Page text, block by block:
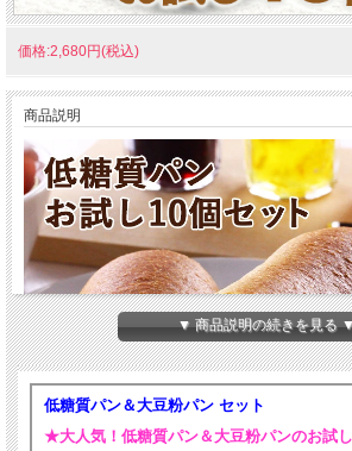
価格:2,680円(税込)
商品説明
▼ 商品説明の続きを見る
低糖質パン＆大豆粉パン セット
★大人気！低糖質パン＆大豆粉パンのお試